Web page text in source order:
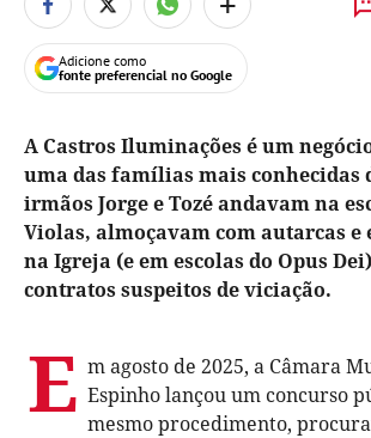
Adicione como
fonte preferencial no Google
A Castros Iluminações é um
uma das famílias mais conhecidas
irmãos Jorge e Tozé andavam na
Violas, almoçavam com autarcas e
na Igreja (e em escolas do Opus
contratos suspeitos de viciação.
E m agosto de 2025, a Câmara
Espinho lançou um concurso
mesmo procedimento,